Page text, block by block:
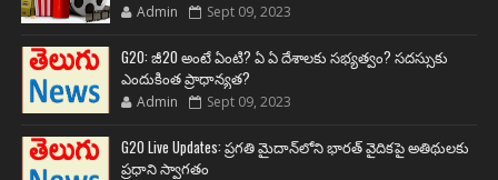
Admin Sept 09, 2023
G20: జీ20 అంటే ఏంటి? ఏ ఏ దేశాలకు సభ్యత్వం? సదస్సుకు
ఎందుకింత ప్రాధాన్యత?
Admin Sept 09, 2023
G20 Live Updates: ప్రగతి మైదాన్‌లోని భారత్ వైదికపై అతిథులకు
ప్రధాని స్వాగతం